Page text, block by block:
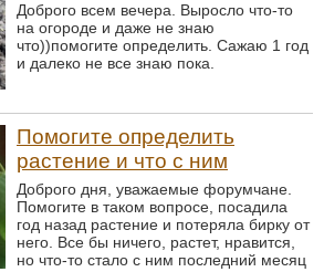
Доброго всем вечера. Выросло что-то
на огороде и даже не знаю
что))помогите определить. Сажаю 1 год
и далеко не все знаю пока.
Помогите определить
растение и что с ним
Доброго дня, уважаемые форумчане.
Помогите в таком вопросе, посадила
год назад растение и потеряла бирку от
него. Все бы ничего, растет, нравится,
но что-то стало с ним последний месяц